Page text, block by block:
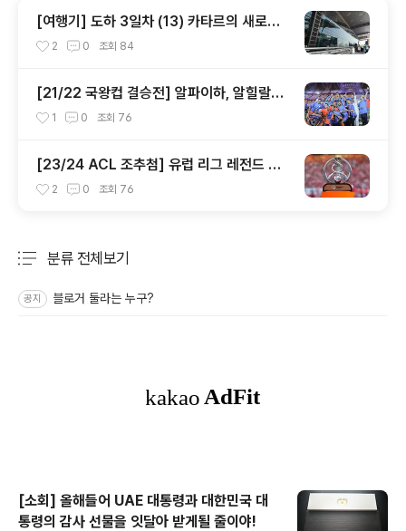
[여행기] 도하 3일차 (13) 카타르의 새로운
관문 하마드 국제공항 입출국장 풍경
2 0 조회 84
[21/22 국왕컵 결승전] 알파이하, 알힐랄도
꺾고 창단 69년 만에 첫 메이저 대회 우승!
1 0 조회 76
[23/24 ACL 조추첨] 유럽 리그 레전드 선
수들의 출전으로 더욱 웅장해진 서아시아 조
2 0 조회 76
분류 전체보기
공지 블로거 둘라는 누구?
[소회] 올해들어 UAE 대통령과 대한민국 대
통령의 감사 선물을 잇달아 받게될 줄이야!